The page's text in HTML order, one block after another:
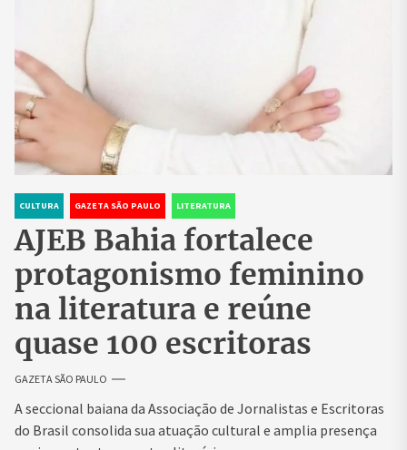
CULTURA GAZETA SÃO PAULO LITERATURA
AJEB Bahia fortalece
protagonismo feminino
na literatura e reúne
quase 100 escritoras
GAZETA SÃO PAULO
A seccional baiana da Associação de Jornalistas e Escritoras
do Brasil consolida sua atuação cultural e amplia presença